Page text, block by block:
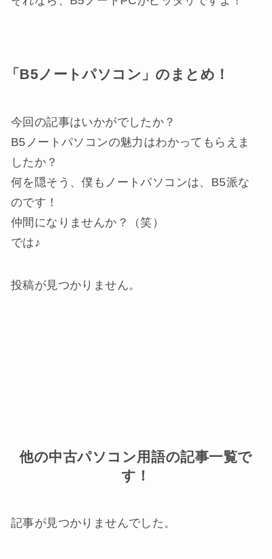
「B5ノートパソコン」のまとめ！
今回の記事はいかがでしたか？
B5ノートパソコンの魅力はわかってもらえま
したか？
何を隠そう、僕もノートパソコンは、B5派な
のです！
仲間になりませんか？（笑）
では♪
投稿が見つかりません。
他の中古パソコン用語の記事一覧で
す！
記事が見つかりませんでした。